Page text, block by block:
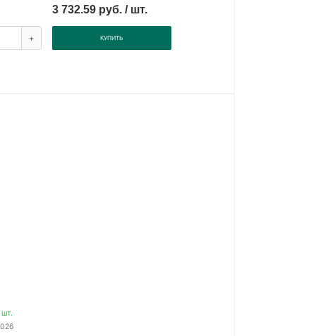
3 732.59 руб. / шт.
+ КУПИТЬ
шт.